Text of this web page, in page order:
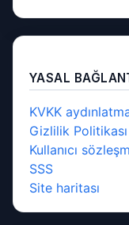
YASAL
KVKK
Gizlilik Politikası
Kullanıcı
SSS
Site haritası